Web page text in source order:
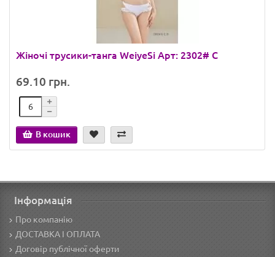
Жіночі трусики-танга WeiyeSi Арт: 2302# C
69.10 грн.
В кошик
Інформація
Про компанію
ДОСТАВКА І ОПЛАТА
Договір публічної оферти